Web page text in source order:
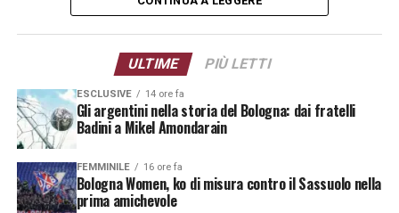
continuare a distribuire minuti tra i giocatori della rosa
prima dell’inizio degli impegni ufficiali.
Segui le notizie su Telegram!
“Il Bologna Fc 1909
comunica di avere ceduto
al IF Elfsborg il diritto alle
prestazioni sportive del
centrocampista Ossian
Nordvall a titolo definitivo.”
ULTIME PIÙ LETTI
ESCLUSIVE 14 ore fa
Gli argentini nella storia del Bologna: dai fratelli
Badini a Mikel Amondarain
FEMMINILE 16 ore fa
Bologna Women, ko di misura contro il Sassuolo nella
prima amichevole